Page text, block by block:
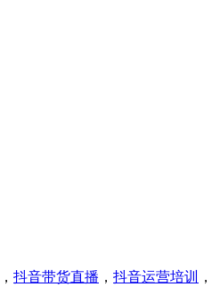
， 抖音带货直播 ， 抖音运营培训
，